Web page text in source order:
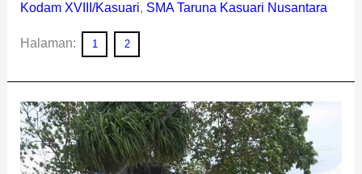
Kodam XVIII/Kasuari, SMA Taruna Kasuari Nusantara
Halaman: 1 2
Kodam
Kasuari
Gandeng